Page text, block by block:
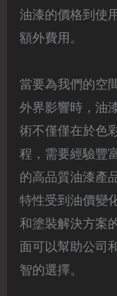
油漆的價格到使
額外費用。
當要為我們的空
外界影響時，油
術不僅僅在於色
程，需要經驗豐
的高品質油漆產
特性受到油價變
和塗裝解決方案
面可以幫助公司
智的選擇。